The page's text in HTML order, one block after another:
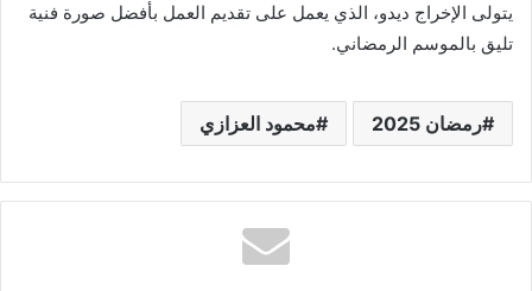
يتولى الإخراج ديدو، الذي يعمل على تقديم العمل بأفضل صورة فنية
تليق بالموسم الرمضاني.
رمضان 2025 محمود العزازي